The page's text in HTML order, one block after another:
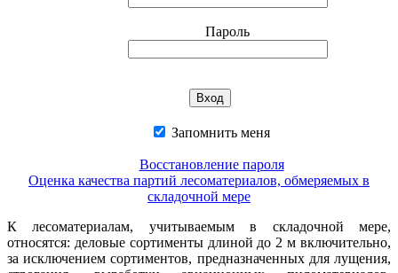
Пароль
Запомнить меня
Восстановление пароля
Оценка качества партий лесоматериалов, обмеряемых в
складочной мере
К лесоматериалам, учитываемым в складочной мере,
относятся: деловые сортименты длиной до 2 м включительно,
за исключением сортиментов, предназначенных для лущения,